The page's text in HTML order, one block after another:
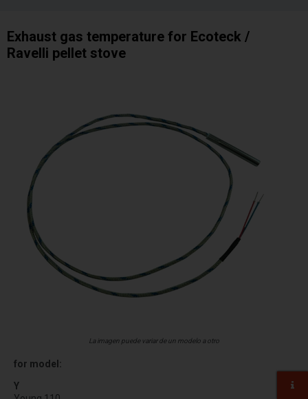
Exhaust gas temperature for Ecoteck /
Ravelli pellet stove
La imagen puede variar de un modelo a otro
for model:
Y